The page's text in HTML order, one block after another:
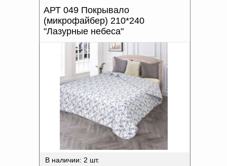
АРТ 049 Покрывало
(микрофайбер) 210*240
"Лазурные небеса"
В наличии: 2 шт.